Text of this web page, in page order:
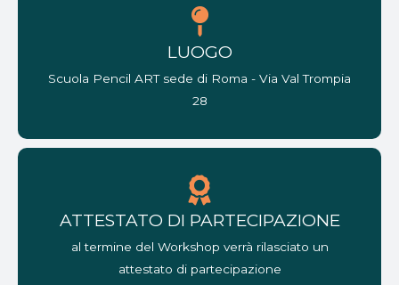
LUOGO
Scuola Pencil ART sede di Roma - Via Val Trompia
28
ATTESTATO DI PARTECIPAZIONE
al termine del Workshop verrà rilasciato un
attestato di partecipazione